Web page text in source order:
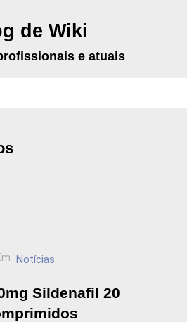
de Wiki
e atuais
Notícias
Sildenafil 20